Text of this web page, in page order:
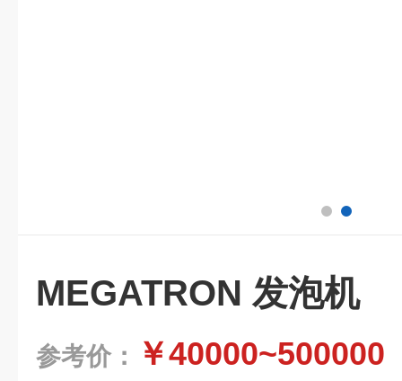
MEGATRON 发泡机
参考价： ￥40000~500000